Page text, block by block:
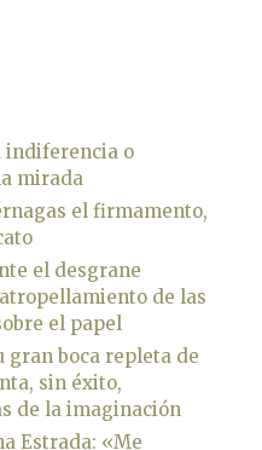
indiferencia o
mirada
el firmamento,
el desgrane
de las
el papel
gran boca repleta de
sin éxito,
de la imaginación
Estrada: «Me